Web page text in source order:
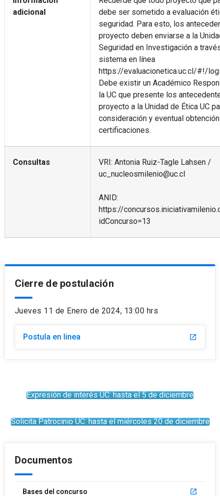
adicional
debe ser sometido a evaluación
seguridad. Para esto, los
proyecto deben enviarse a la
Seguridad en Investigación a
sistema en línea
https://evaluacionetica.uc.cl/#!/
Debe existir un Académico
la UC que presente los
proyecto a la Unidad de Ética UC
consideración y eventual
certificaciones.
Consultas
VRI: Antonia Ruiz-Tagle Lahsen /
uc_nucleosmilenio@uc.cl
ANID:
https://
idConcurso=13
Cierre de postulación
Jueves 11 de Enero de 2024, 13:00 hrs
Postula en linea launch
Expresión de interés UC: hasta el 5 de diciembre
Solicita Patrocinio UC: hasta el miércoles 20 de diciembre
Documentos
Bases del concurso launch